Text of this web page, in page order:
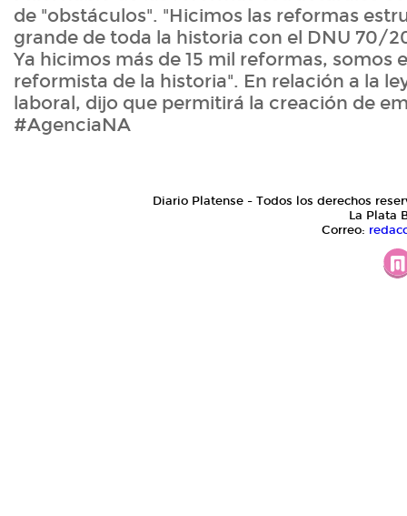
de "obstáculos". "Hicimos las reformas
grande de toda la historia con el DNU 70/
Ya hicimos más de 15 mil reformas, somos
reformista de la historia". En relación a la
laboral, dijo que permitirá la creación de
#AgenciaNA
Diario Platense - Todos los derechos
La Plata
Correo: